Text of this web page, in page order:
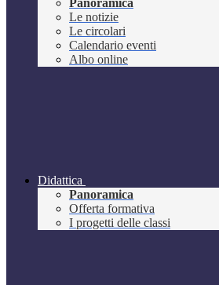
Panoramica
Le notizie
Le circolari
Calendario eventi
Albo online
Didattica
Panoramica
Offerta formativa
I progetti delle classi